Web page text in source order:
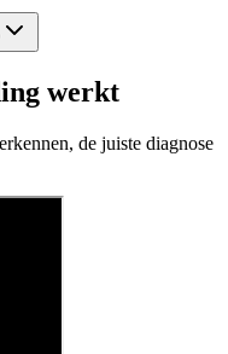
werkt
de juiste diagnose